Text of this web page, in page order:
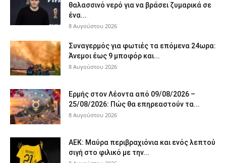
θαλασσινό νερό για να βράσει ζυμαρικά σε
ένα...
8 Αυγούστου 2026
Συναγερμός για φωτιές τα επόμενα 24ωρα:
Άνεμοι έως 9 μποφόρ και...
8 Αυγούστου 2026
Ερμής στον Λέοντα από 09/08/2026 –
25/08/2026: Πώς θα επηρεαστούν τα...
8 Αυγούστου 2026
ΑΕΚ: Μαύρα περιβραχιόνια και ενός λεπτού
σιγή στο φιλικό με την...